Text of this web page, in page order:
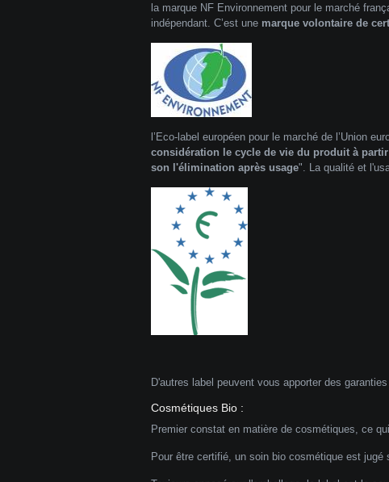
la marque NF Environnement pour le marché
indépendant. C’est une marque volontaire de
l’Eco-label européen pour le marché de l’Union
considération le cycle de vie du produit à
son l'élimination après usage". La qualité et
D'autres label peuvent vous apporter des
Cosmétiques Bio :
Premier constat en matière de cosmétiques, ce
Pour être certifié, un soin bio cosmétique est jugé